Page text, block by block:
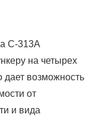
С-313А
на четырех
дает возможность
от
и вида